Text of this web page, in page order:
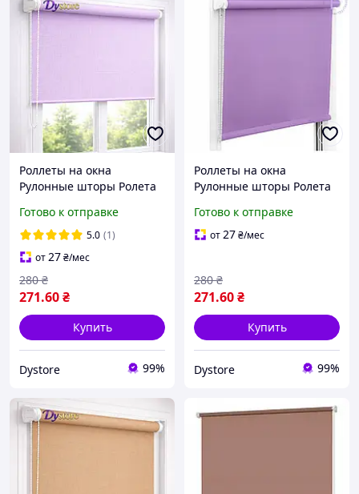
Роллеты на окна
Рулонные шторы Ролета
Ролокассеты лен 611
Світло-фіолетовий
Готово к отправке
5.0 (1)
от27₴/мес
271.60₴
280 ₴
Купить
Dystore 99%
Роллеты на окна
Рулонные шторы Ролета
Ролокассеты лен 7438
Фіолетовий
Готово к отправке
от27₴/мес
271.60₴
280 ₴
Купить
Dystore 99%